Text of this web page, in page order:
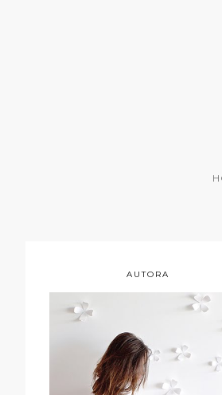
AUTORA